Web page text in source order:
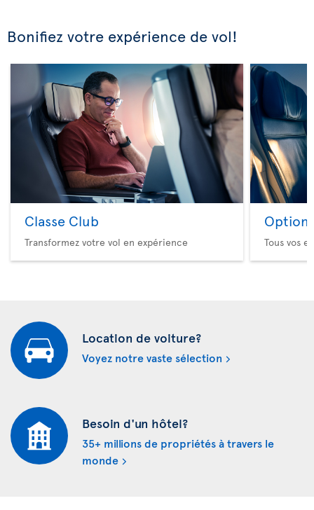
Bonifiez votre expérience de vol!
Classe Club
Transformez votre vol en expérience
Option
Tous vos
Location de voiture?
Voyez notre vaste sélection
Besoin d'un hôtel?
35+ millions de propriétés à travers le
monde